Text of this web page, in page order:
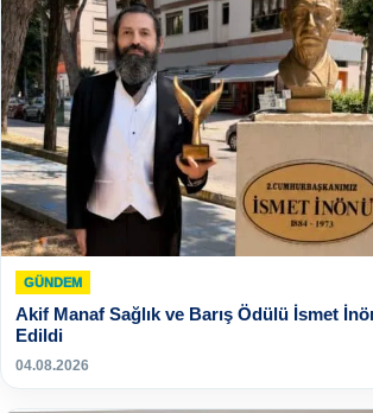
GÜNDEM
Akif Manaf Sağlık ve Barış Ödülü İsmet
Edildi
04.08.2026